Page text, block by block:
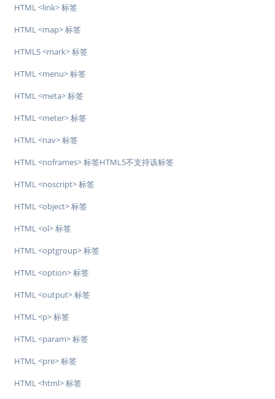
HTML <link> 标签
HTML <map> 标签
HTML5 <mark> 标签
HTML <menu> 标签
HTML <meta> 标签
HTML <meter> 标签
HTML <nav> 标签
HTML <noframes> 标签HTML5不支持该标签
HTML <noscript> 标签
HTML <object> 标签
HTML <ol> 标签
HTML <optgroup> 标签
HTML <option> 标签
HTML <output> 标签
HTML <p> 标签
HTML <param> 标签
HTML <pre> 标签
HTML <html> 标签